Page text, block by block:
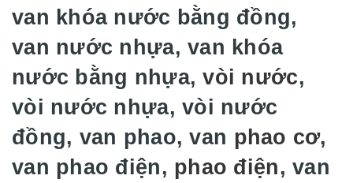
van khóa nước bằng đồng,
van nước nhựa, van khóa
nước bằng nhựa,vòi nước,
vòi nước nhựa, vòi nước
đồng, van phao, van phao cơ,
van phao điện, phao điện, van